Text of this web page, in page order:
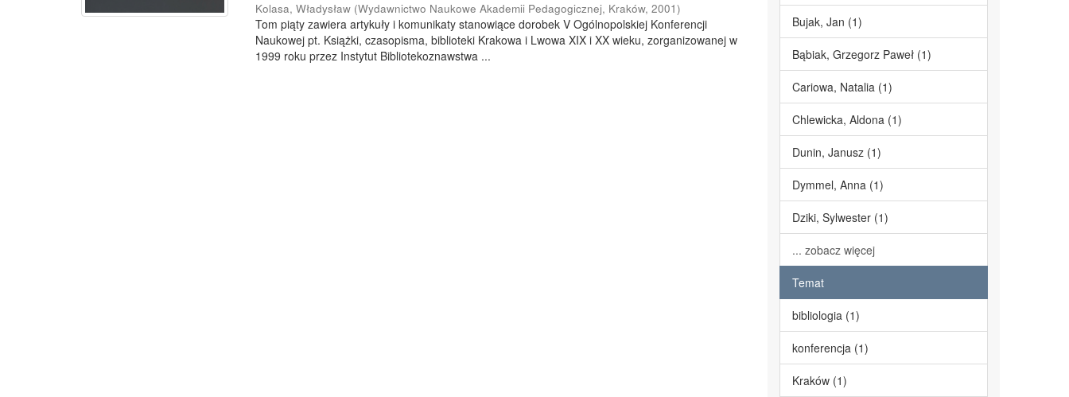
Kolasa, Władysław (Wydawnictwo Naukowe Akademii Pedagogicznej, Kraków,2001)
Tom piąty zawiera artykuły i komunikaty stanowiące dorobek V Ogólnopolskiej Konferencji
Naukowej pt. Książki, czasopisma, biblioteki Krakowa i Lwowa XIX i XX wieku, zorganizowanej w
1999 roku przez Instytut Bibliotekoznawstwa ...
Bujak, Jan (1)
Bąbiak, Grzegorz Paweł (1)
Cariowa, Natalia (1)
Chlewicka, Aldona (1)
Dunin, Janusz (1)
Dymmel, Anna (1)
Dziki, Sylwester (1)
... zobacz więcej
Temat
bibliologia (1)
konferencja (1)
Kraków (1)